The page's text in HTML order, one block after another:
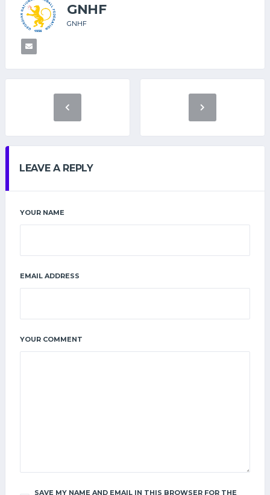
GNHF
GNHF
LEAVE A REPLY
YOUR NAME
EMAIL ADDRESS
YOUR COMMENT
SAVE MY NAME AND EMAIL IN THIS BROWSER FOR THE